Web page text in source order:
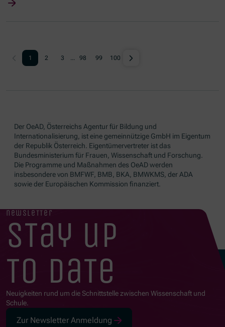
1 2 3 ... 98 99 100
Der OeAD, Österreichs Agentur für Bildung und
Internationalisierung, ist eine gemeinnützige GmbH im Eigentum
der Republik Österreich. Eigentümervertreter ist das
Bundesministerium für Frauen, Wissenschaft und Forschung.
Die Programme und Maßnahmen des OeAD werden
insbesondere von BMFWF, BMB, BKA, BMWKMS, der ADA
sowie der Europäischen Kommission finanziert.
newsletter
stay up
to date
Neuigkeiten rund um die Schnittstelle zwischen Wissenschaft und
Schule.
Zur Newsletter Anmeldung